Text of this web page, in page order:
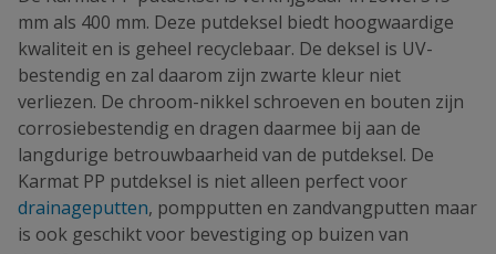
mm als 400 mm. Deze putdeksel biedt hoogwaardige
kwaliteit en is geheel recyclebaar. De deksel is UV-
bestendig en zal daarom zijn zwarte kleur niet
verliezen. De chroom-nikkel schroeven en bouten zijn
corrosiebestendig en dragen daarmee bij aan de
langdurige betrouwbaarheid van de putdeksel. De
Karmat PP putdeksel is niet alleen perfect voor
drainageputten, pompputten en zandvangputten maar
is ook geschikt voor bevestiging op buizen van